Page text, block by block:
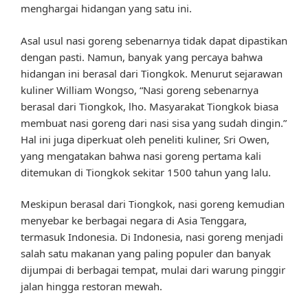
menghargai hidangan yang satu ini.
Asal usul nasi goreng sebenarnya tidak dapat dipastikan
dengan pasti. Namun, banyak yang percaya bahwa
hidangan ini berasal dari Tiongkok. Menurut sejarawan
kuliner William Wongso, “Nasi goreng sebenarnya
berasal dari Tiongkok, lho. Masyarakat Tiongkok biasa
membuat nasi goreng dari nasi sisa yang sudah dingin.”
Hal ini juga diperkuat oleh peneliti kuliner, Sri Owen,
yang mengatakan bahwa nasi goreng pertama kali
ditemukan di Tiongkok sekitar 1500 tahun yang lalu.
Meskipun berasal dari Tiongkok, nasi goreng kemudian
menyebar ke berbagai negara di Asia Tenggara,
termasuk Indonesia. Di Indonesia, nasi goreng menjadi
salah satu makanan yang paling populer dan banyak
dijumpai di berbagai tempat, mulai dari warung pinggir
jalan hingga restoran mewah.